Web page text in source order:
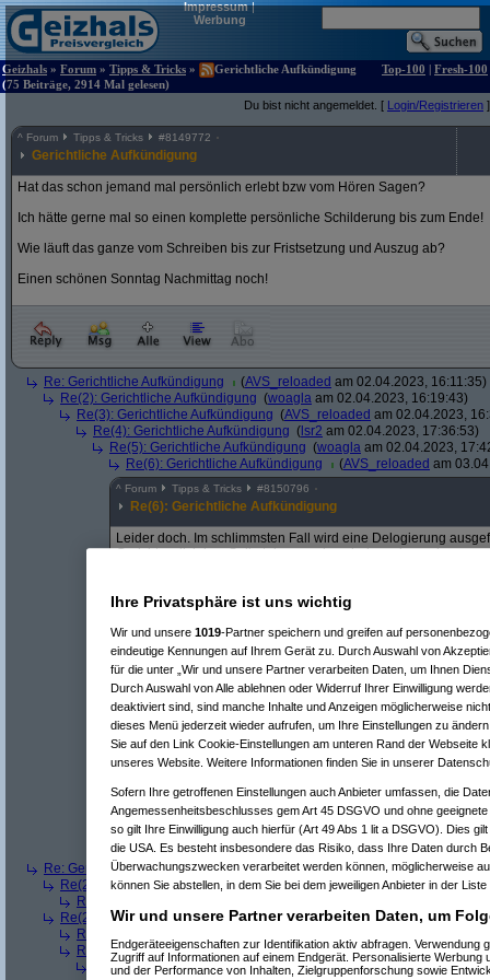
Impressum|
Werbung
Geizhals » Forum » Tipps & Tricks »
Gerichtliche Aufkündigung
(75 Beiträge, 2914 Mal gelesen)
Top-100 | Fresh-100
Du bist nicht angemeldet. [ Login/Registrieren ]
^ Forum Tipps & Tricks #8149772
Gerichtliche Aufkündigung
Hat das schon jemand mal persönlich erlebt bzw vom Hören Sagen?
Ich hätte gerne mal so einen komplette persönliche Schilderung bis zum Ende!
Wie läuft das ganze vom Schreiben bis zur Fristsetzung und Auszug ab?
Einen schönen Sonntag Nachmittag noch!
Re: Gerichtliche Aufkündigung (AVS_reloaded am 02.04.2023, 16:11:35)
Re(2): Gerichtliche Aufkündigung (woagla am 02.04.2023, 16:19:43)
Re(3): Gerichtliche Aufkündigung (AVS_reloaded am 02.04.2023,
Re(4): Gerichtliche Aufkündigung ( lsr2 am 02.04.2023, 17:36:53)
Re(5): Gerichtliche Aufkündigung (woagla am 02.04.2023,
Re(6): Gerichtliche Aufkündigung
(AVS_reloaded am
^ Forum Tipps & Tricks #8150796
Re(6): Gerichtliche Aufkündigung
Leider doch. Im schlimmsten Fall wird eine Delogierung
Gerichtsvollzieher. Selbst dann und auch davor kann das
Re(5): Gerichtliche Aufkündigung (Thingam 02.04.2023,
Re(5): Gerichtliche Aufkündigung(Desolationrobam
Re(5): Gerichtliche Aufkündigung (AVS_reloadedam
Re(5): Gerichtliche Aufkündigung( ChipsBieram 03.04.2023,
Re(6): Gerichtliche Aufkündigung
AVS_reloaded
am
Re(7): Gerichtliche Aufkündigung
Re(8): Gerichtliche Aufkündigung(AVS_reloadedam
Re(9): Gerichtliche Aufkündigung
(ChipsBieram
Re(5): Gerichtliche Aufkündigung( SeCCiam 03.04.2023,
Re(6): Gerichtliche Aufkündigung ( AVS_reloadedam
Re(7): Gerichtliche Aufkündigung(lsr2am 03.04.2023,
Re(8): Gerichtliche Aufkündigung (AVS_reloadedam
Re: Gerichtliche Aufkündigung(ein Kritikeram 03.04.2023, 00:04:54)
Re(2): Gerichtliche Aufkündigung(Desolationrobam 03.04.2023,
Re(3): Gerichtliche Aufkündigung
Re(2): Gerichtliche Aufkündigung(woaglaam 03.04.2023, 21:42:00)
Re(3): Gerichtliche Aufkündigung
Re(3): Gerichtliche Aufkündigung(AVS_reloadedam 04.04.2023,
Re(4): Gerichtliche Aufkündigung(woaglaam 04.04.2023,
Ihre Privatsphäre ist uns wichtig
Wir und unsere 1019-Partner speichern und greifen auf
eindeutige Kennungen auf Ihrem Gerät zu. Durch Auswahl von
für die unter „Wir und unsere Partner verarbeiten Daten, um Ihnen
Durch Auswahl von Alle ablehnen oder Widerruf Ihrer Einwilligung
deaktiviert sind, sind manche Inhalte und Anzeigen möglicherweise
dieses Menü jederzeit wieder aufrufen, um Ihre Einstellungen zu
Sie auf den Link Cookie-Einstellungen am unteren Rand der Webseite
unseres Website. Weitere Informationen finden Sie in unserer
Sofern Ihre getroffenen Einstellungen auch Anbieter umfassen, die
Angemessenheitsbeschlusses gem Art 45 DSGVO und ohne
so gilt Ihre Einwilligung auch hierfür (Art 49 Abs 1 lit a DSGVO). Dies
die USA. Es besteht insbesondere das Risiko, dass Ihre Daten durch
Überwachungszwecken verarbeitet werden können, möglicherweise
können Sie abstellen, in dem Sie bei dem jeweiligen Anbieter in der
Wir und unsere Partner verarbeiten Daten, um
Endgeräteeigenschaften zur Identifikation aktiv abfragen. Verwendung
Zugriff auf Informationen auf einem Endgerät. Personalisierte Werbung
und der Performance von Inhalten, Zielgruppenforschung sowie